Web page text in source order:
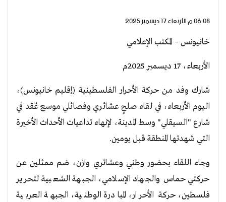
06:08 م الأربعاء 17 ديسمبر 2025
خانيونس – المكتب الإعلامي
الأربعاء، 17 ديسمبر 2025م
​شارك وفد من حركة الأحرار الفلسطينية (إقليم خانيونس)،
اليوم الأربعاء، في لقاء صلحٍ عشائري وفصائلي موسع عُقد في
شارع "السيقلي" وسط المدينة، لإنهاء تداعيات الأحداث الأخيرة
التي شهدتها المنطقة قبل يومين.
​وجاء اللقاء بحضور وطني وعشائري وازن، ضم ممثلين عن
حركتي حماس والجهاد الإسلامي، الجبهة الشعبية لتحرير
فلسطين، حركة الأحرار، المبادرة الوطنية، الجبهة العربية